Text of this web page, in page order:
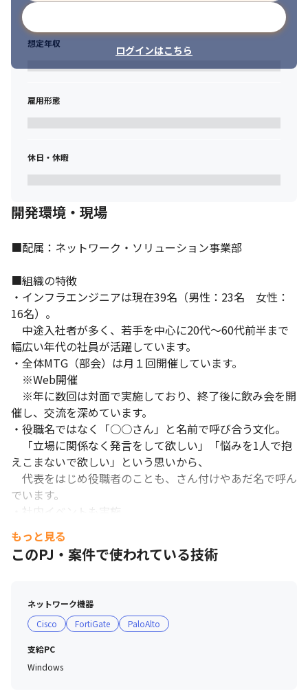
※入社時点でのスキルに不安が残る方は、実機を用いた研修でス
キル獲得をサポート。
リモートアクセスが可能なので、自宅でも自由に勉強できま
インフラエンジニアとして20年以上の経験を持つ部長をはじめ、
プロジェクトへのアサイン後も、困ったことや分からないことが
市場価値の高いエンジニアになれるよう、しっかりサポートしま
ログインはこちら
想定年収
雇用形態
休日・休暇
開発環境・現場
■配属：ネットワーク・ソリューション事業部
■組織の特徴
・インフラエンジニアは現在39名（男性：23名　女性：
16名）。
中途入社者が多く、若手を中心に20代～60代前半まで
幅広い年代の社員が活躍しています。
・全体MTG（部会）は月１回開催しています。
※Web開催
※年に数回は対面で実施しており、終了後に飲み会を開
催し、交流を深めています。
・役職名ではなく「○○さん」と名前で呼び合う文化。
「立場に関係なく発言をして欲しい」「悩みを1人で抱
えこまないで欲しい」という思いから、
代表をはじめ役職者のことも、さん付けやあだ名で呼ん
でいます。
・社内イベントも実施
バーベキューや日本酒会などのイベントを定期的に開
催。
～～ 入社後は、様々な機器に触れられます！～～
★ネットワーク機器
Cisco、ISRルータ、Catalyst/Nexusスイッチ
もっと見る
このPJ・案件で使われている技術
ネットワーク機器
Cisco
FortiGate PaloAlto
支給PC
Windows